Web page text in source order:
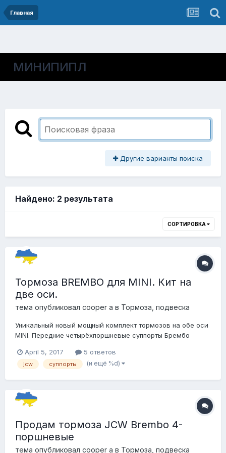
Главная
МИНИПИПЛ
Другие варианты поиска
Найдено: 2 результата
СОРТИРОВКА
Тормоза BREMBO для MINI. Кит на
две оси.
тема опубликовал cooper a в Тормоза, подвеска
Уникальный новый мощный комплект тормозов на обе оси
MINI. Передние четырёхпоршневые суппорты Брембо
от BMW M3 с направленной вентиляцией диаметром 315
мм и шириной 28 мм вместо стандартных 22 мм.
April 5, 2017 5 ответов
jcw суппорты (и ещё %d)
Продам тормоза JCW Brembo 4-
поршневые
тема опубликовал cooper a в Тормоза, подвеска